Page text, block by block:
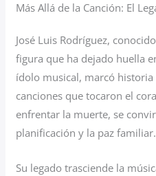
Más Allá de la Canción: El
José Luis Rodríguez,
figura que ha dejado huella
ídolo musical, marcó
canciones que tocaron el
enfrentar la muerte, se
planificación y la paz familiar.
Su legado trasciende la